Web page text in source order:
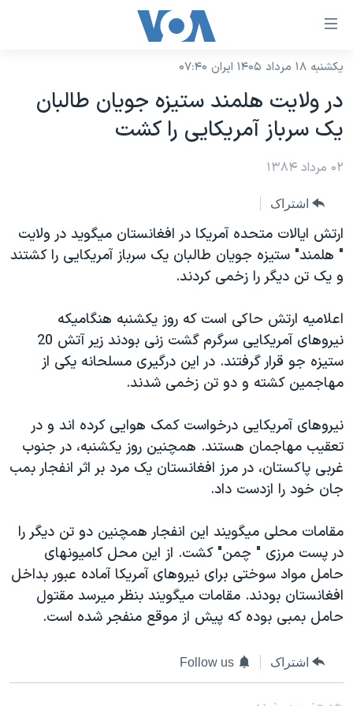
لینکهای
دسترسی
جهش
محتوای
اصلی
جهش
صفحه
اصلی
جهش
به
جستجو
نسخه سبک وب‌سایت
موضوع ها
ایران
آمریکا
جهان
ورزشی
گزیده‌ها
ویژه برنامه‌ها
ویدیوها
فرهنگ و زندگی
اقتصادی
علم و فناوری
اسرائیل در جنگ
آرشیو پخش زنده
برنامه های تلویزیونی
جدول برنامه ها
صفحه‌های ویژه
جام جهانی ۲۰۲۶
عملیات خشم حماسی
۲۵۰سالگی آمریکا
بایگانی برنامه‌های تلویزیونی
مستندها
حمله جمهوری اسلامی به اسرائیل
رمز مهسا
ورزش زنان در ایران
مجموعه مستندهای دادخواهی
تریبونال مردمی آبان ۹۸
دادگاه حمید نوری
چهل سال گروگان‌گیری
اعتراضات مردمی آبان ۹۸
فرکانس‌های صدای آمریکا
پخش رادیویی
یادگیری زبان انگلیسی
دنبال کنید
زبانهای مختلف
یکشنبه ۱۸ مرداد ۱۴۰۵ ایران ۰۷:۴۰
در ولايت هلمند ستيزه جويان طالبان
يک سرباز آمريکايی را کشت
۰۲ مرداد ۱۳۸۴
اشتراک
ارتش ايالات متحده آمريکا در افغانستان ميگويد در ولايت
" هلمند" ستيزه جويان طالبان يک سرباز آمريکايی را کشتند
و يک تن ديگر را زخمی کردند.
اعلاميه ارتش حاکی است که روز يکشنبه هنگاميکه
نيروهای آمريکايی سرگرم گشت زنی بودند زير آتش 20
ستيزه جو قرار گرفتند. در اين درگيری مسلحانه يکی از
مهاجمين کشته و دو تن زخمی شدند.
نيروهای آمريکايی درخواست کمک هوايی کرده اند و در
تعقيب مهاجمان هستند. همچنين روز يکشنبه، در جنوب
غربی پاکستان، در مرز افغانستان يک مرد بر اثر انفجار بمب
جان خود را ازدست داد.
مقامات محلی ميگويند اين انفجار همچنين دو تن ديگر را
در پست مرزی " چمن" کشت. از اين محل کاميونهای
حامل مواد سوختی برای نيروهای آمريکا آماده عبور بداخل
افغانستان بودند. مقامات ميگويند بنظر ميرسد مقتول
حامل بمبی بوده که پيش از موقع منفجر شده است.
اشتراک Follow us